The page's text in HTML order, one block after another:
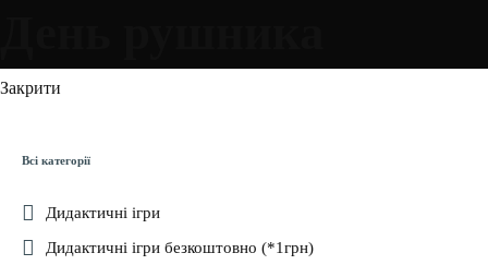
Закрити
Всі категорії
Дидактичні ігри
Дидактичні ігри безкоштовно (*1грн)